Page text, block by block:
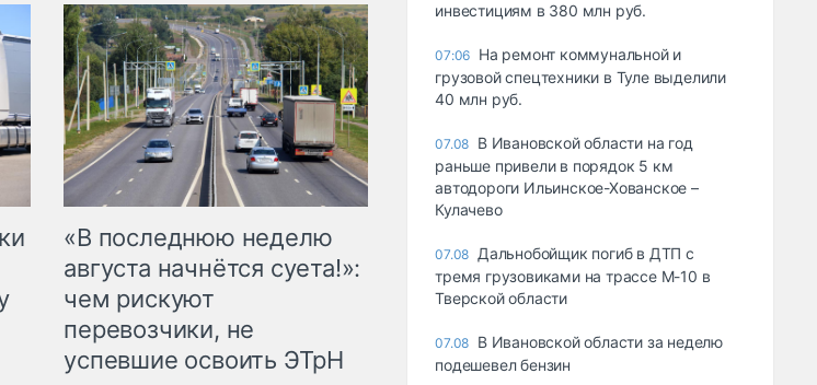
«В последнюю неделю
августа начнётся суета!»:
чем рискуют
перевозчики, не
успевшие освоить ЭТрН
инвестициям в 380 млн руб.
07:06 На ремонт коммунальной и
грузовой спецтехники в Туле выделили
40 млн руб.
07.08 В Ивановской области на год
раньше привели в порядок 5 км
автодороги Ильинское-Хованское –
Кулачево
07.08 Дальнобойщик погиб в ДТП с
тремя грузовиками на трассе М-10 в
Тверской области
07.08 В Ивановской области за неделю
подешевел бензин